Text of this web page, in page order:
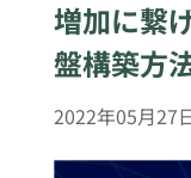
増加に繋
盤構築方
2022年05月27